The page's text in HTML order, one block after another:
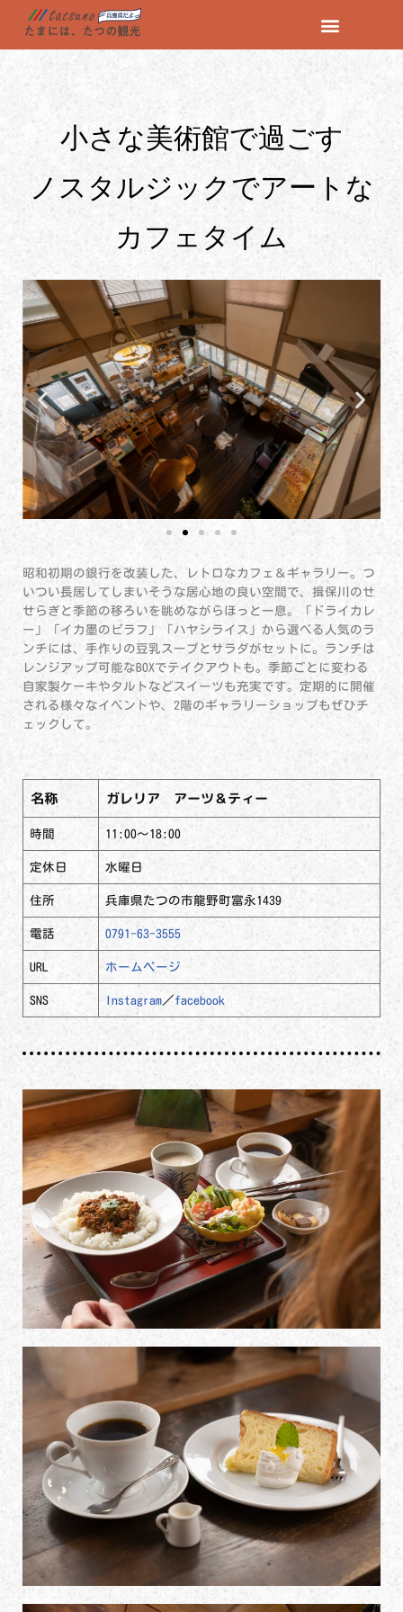
コ
小さな美術館で過ごす
ノスタルジックでアートな
カフェタイム
昭和初期の銀行を改装した、レトロなカフェ＆ギャラリー。つ
いつい長居してしまいそうな居心地の良い空間で、揖保川のせ
せらぎと季節の移ろいを眺めながらほっと一息。「ドライカレ
ー」「イカ墨のピラフ」「ハヤシライス」から選べる人気のラ
ンチには、手作りの豆乳スープとサラダがセットに。ランチは
レンジアップ可能なBOXでテイクアウトも。季節ごとに変わる
自家製ケーキやタルトなどスイーツも充実です。定期的に開催
される様々なイベントや、2階のギャラリーショップもぜひチ
ェックして。
名称 ガレリア アーツ＆ティー
時間 11:00～18:00
定休日 水曜日
住所 兵庫県たつの市龍野町富永1439
電話 0791-63-3555
URL ホームページ
SNS Instagram／ facebook